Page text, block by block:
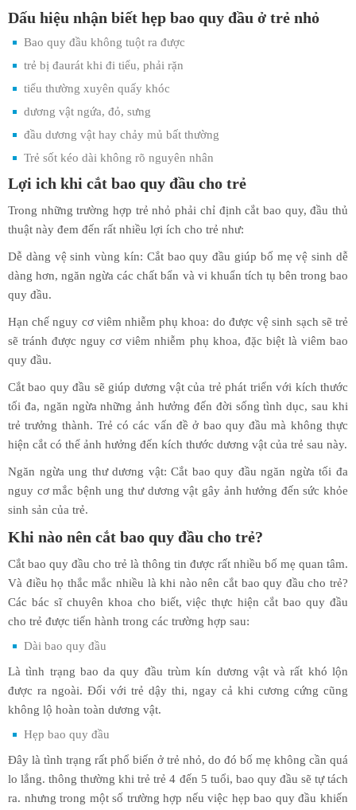
Dấu hiệu nhận biết hẹp bao quy đầu ở trẻ nhỏ
Bao quy đầu không tuột ra được
trẻ bị đaurát khi đi tiểu, phải rặn
tiểu thường xuyên quấy khóc
dương vật ngứa, đỏ, sưng
đầu dương vật hay chảy mủ bất thường
Trẻ sốt kéo dài không rõ nguyên nhân
Lợi ich khi cắt bao quy đầu cho trẻ
Trong những trường hợp trẻ nhỏ phải chỉ định cắt bao quy, đầu thủ
thuật này đem đến rất nhiều lợi ích cho trẻ như:
Dễ dàng vệ sinh vùng kín: Cắt bao quy đầu giúp bố mẹ vệ sinh dễ
dàng hơn, ngăn ngừa các chất bẩn và vi khuẩn tích tụ bên trong bao
quy đầu.
Hạn chế nguy cơ viêm nhiễm phụ khoa: do được vệ sinh sạch sẽ trẻ
sẽ tránh được nguy cơ viêm nhiễm phụ khoa, đặc biệt là viêm bao
quy đầu.
Cắt bao quy đầu sẽ giúp dương vật của trẻ phát triển với kích thước
tối đa, ngăn ngừa những ảnh hưởng đến đời sống tình dục, sau khi
trẻ trưởng thành. Trẻ có các vấn đề ở bao quy đầu mà không thực
hiện cắt có thể ảnh hưởng đến kích thước dương vật của trẻ sau này.
Ngăn ngừa ung thư dương vật: Cắt bao quy đầu ngăn ngừa tối đa
nguy cơ mắc bệnh ung thư dương vật gây ảnh hưởng đến sức khỏe
sinh sản của trẻ.
Khi nào nên cắt bao quy đầu cho trẻ?
Cắt bao quy đầu cho trẻ là thông tin được rất nhiều bố mẹ quan tâm.
Và điều họ thắc mắc nhiều là khi nào nên cắt bao quy đầu cho trẻ?
Các bác sĩ chuyên khoa cho biết, việc thực hiện cắt bao quy đầu
cho trẻ được tiến hành trong các trường hợp sau:
Dài bao quy đầu
Là tình trạng bao da quy đầu trùm kín dương vật và rất khó lộn
được ra ngoài. Đối với trẻ dậy thi, ngay cả khi cương cứng cũng
không lộ hoàn toàn dương vật.
Hẹp bao quy đầu
Đây là tình trạng rất phổ biến ở trẻ nhỏ, do đó bố mẹ không cần quá
lo lắng. thông thường khi trẻ trẻ 4 đến 5 tuổi, bao quy đầu sẽ tự tách
ra. nhưng trong một số trường hợp nếu việc hẹp bao quy đầu khiến